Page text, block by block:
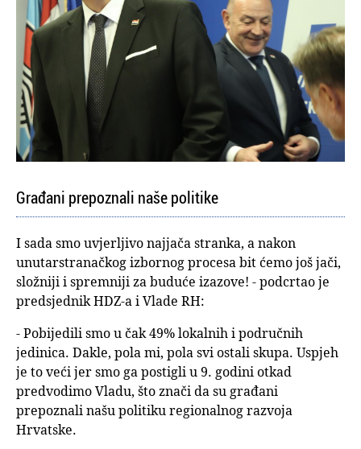
Građani prepoznali naše politike
I sada smo uvjerljivo najjača stranka, a nakon
unutarstranačkog izbornog procesa bit ćemo još jači,
složniji i spremniji za buduće izazove! - podcrtao je
predsjednik HDZ-a i Vlade RH:
- Pobijedili smo u čak 49% lokalnih i područnih
jedinica. Dakle, pola mi, pola svi ostali skupa. Uspjeh
je to veći jer smo ga postigli u 9. godini otkad
predvodimo Vladu, što znači da su građani
prepoznali našu politiku regionalnog razvoja
Hrvatske.